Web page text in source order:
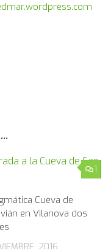
1
Cueva de
en Vilanova dos